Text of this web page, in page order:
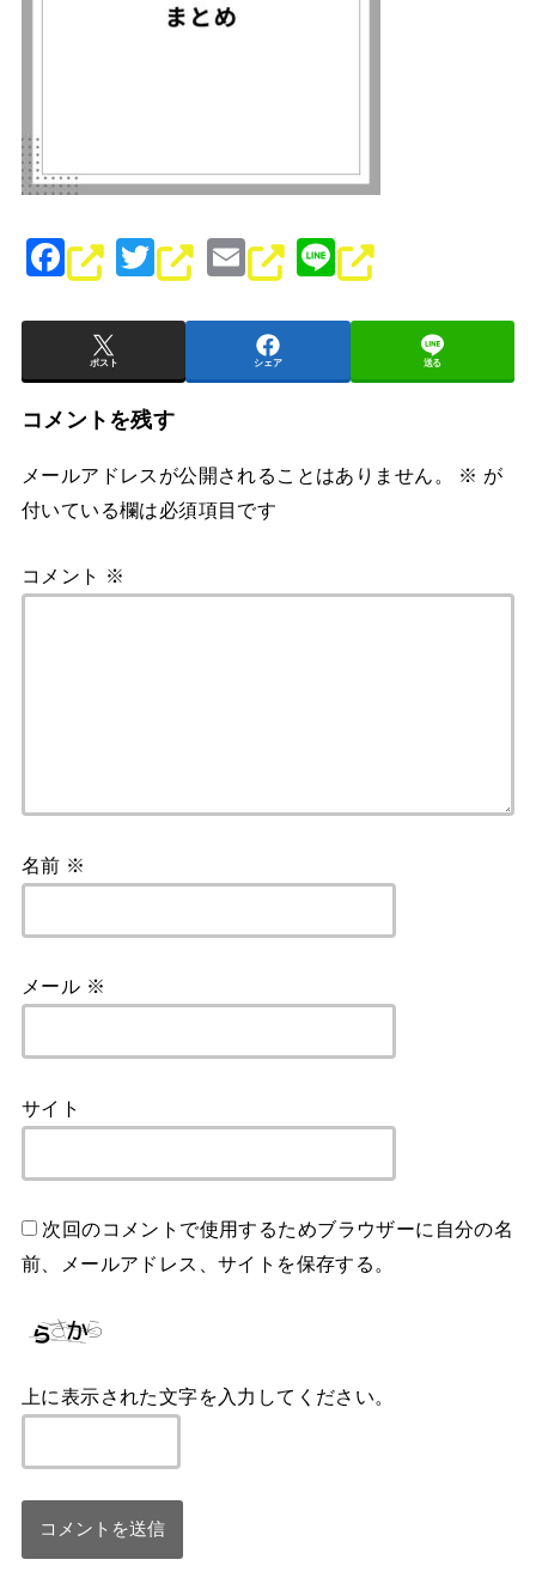
F
a
c
e
b
o
k
T
wi
tt
er
E
m
ai
l
Li
n
e
ポスト シェア 送る
コメントを残す
メールアドレスが公開されることはありません。 ※ が
付いている欄は必須項目です
コメント ※
名前 ※
メール ※
サイト
次回のコメントで使用するためブラウザーに自分の名
前、メールアドレス、サイトを保存する。
上に表示された文字を入力してください。